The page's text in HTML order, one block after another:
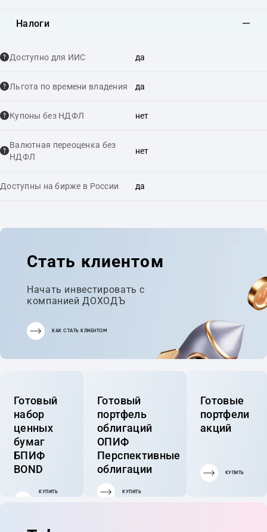
Налоги
Доступно для ИИС да
Льгота по времени владения да
Купоны без НДФЛ нет
Валютная переоценка без
НДФЛ
нет
Доступны на бирже в России да
Стать клиентом
Начать инвестировать с
компанией ДОХОДЪ
КАК СТАТЬ КЛИЕНТОМ
Готовый
набор
ценных
бумаг
БПИФ
BOND
КУПИТЬ
Готовый
портфель
облигаций
ОПИФ
Перспективные
облигации
КУПИТЬ
Готовые
портфели
акций
КУПИТЬ